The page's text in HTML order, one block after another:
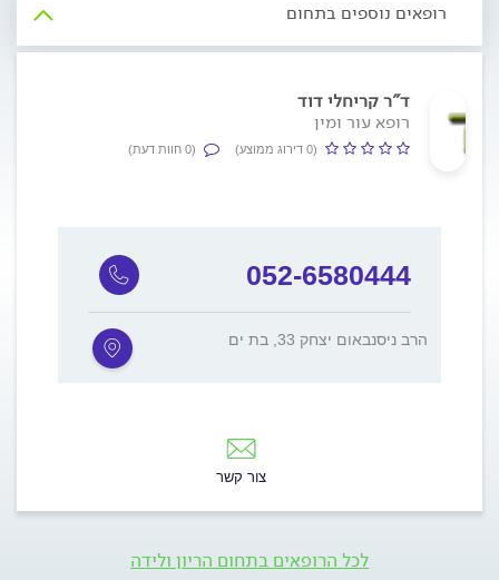
רופאים נוספים בתחום
ד"ר קריחלי דוד
רופא עור ומין
(0 דירוג ממוצע) (0 חוות דעת)
052-6580444
הרב ניסנבאום יצחק 33, בת ים
צור קשר
לכל הרופאים בתחום הריון ולידה